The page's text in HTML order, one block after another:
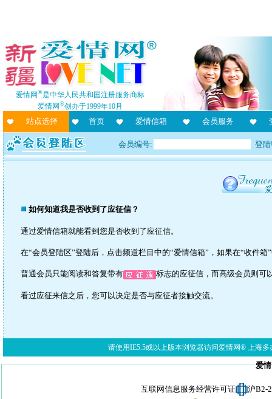
爱情网®是中华人民共和国注册服务商标
爱情网®创办于1999年10月
站点选择 首页 爱情信箱 会员服务
会员编号: 登
如何知道我是否收到了应征信？
通过爱情信箱就能看到您是否收到了应征信。
在“会员登陆区”登陆后，点击频道栏目中的“爱情信箱”，如果在“收件箱
普通会员只能阅读和答复带有 标志的应征信，而高级会员则可
看过应征来信之后，您可以决定是否与应征者接触交流。
请使用IE5.5或以上版本浏览器访问爱情网® 上海多
爱
互联网信息服务经营许可证 沪B2-